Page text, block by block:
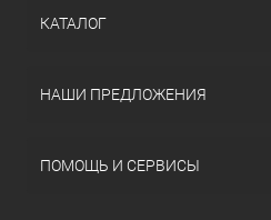
КАТАЛОГ
НАШИ ПРЕДЛОЖЕНИЯ
ПОМОЩЬ И СЕРВИСЫ